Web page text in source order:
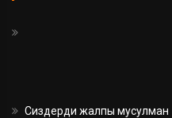
Сиздерди жалпы мусулман